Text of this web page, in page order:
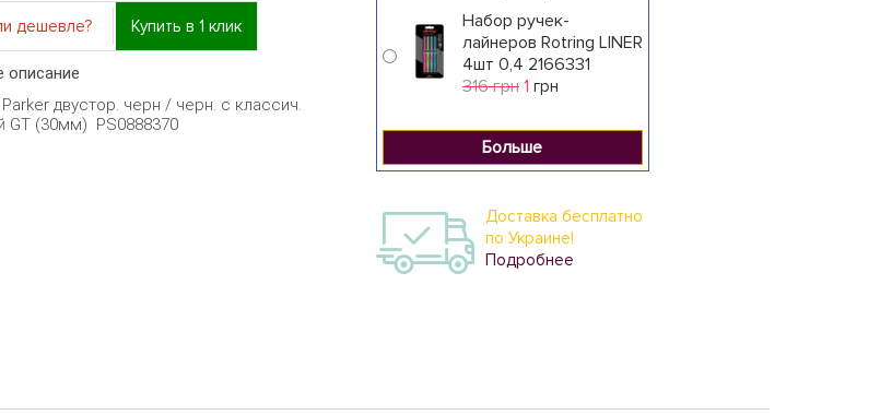
дешевле? Купить в 1 клик
описание
двустор. черн / черн. с классич.
GT (30мм) PS0888370
Набор ручек-
лайнеров Rotring LINER
4шт 0,4 2166331
316 грн 1 грн
Больше
Доставка бесплатно
по Украине!
Подробнее